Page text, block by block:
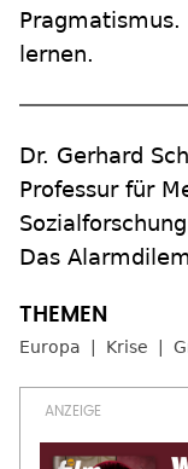
lernen.
Dr. Gerhard
Professur für
Das
Europa Krise